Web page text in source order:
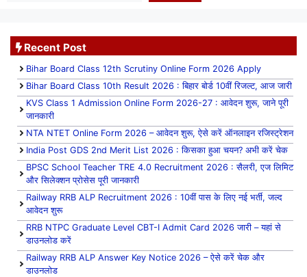
Recent Post
Bihar Board Class 12th Scrutiny Online Form 2026 Apply
Bihar Board Class 10th Result 2026 : बिहार बोर्ड 10वीं रिजल्ट, आज जारी
KVS Class 1 Admission Online Form 2026-27 : आवेदन शुरू, जाने पूरी
जानकारी
NTA NTET Online Form 2026 – आवेदन शुरू, ऐसे करें ऑनलाइन रजिस्ट्रेशन
India Post GDS 2nd Merit List 2026 : किसका हुआ चयन? अभी करें चेक
BPSC School Teacher TRE 4.0 Recruitment 2026 : सैलरी, एज लिमिट
और सिलेक्शन प्रोसेस पूरी जानकारी
Railway RRB ALP Recruitment 2026 : 10वीं पास के लिए नई भर्ती, जल्द
आवेदन शुरू
RRB NTPC Graduate Level CBT-I Admit Card 2026 जारी – यहां से
डाउनलोड करें
Railway RRB ALP Answer Key Notice 2026 – ऐसे करें चेक और
डाउनलोड